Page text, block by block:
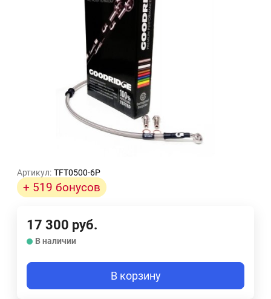
Артикул: TFT0500-6P
+ 519 бонусов
17 300 руб.
В наличии
В корзину